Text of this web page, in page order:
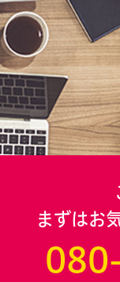
まずはお